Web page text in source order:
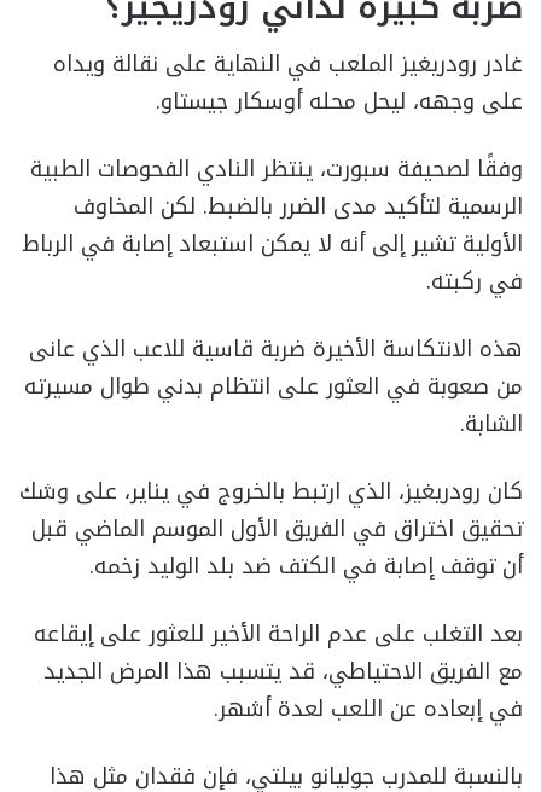
غادر رودريغيز الملعب في النهاية على نقالة ويداه
على وجهه، ليحل محله أوسكار جيستاو.
وفقًا لصحيفة سبورت، ينتظر النادي الفحوصات الطبية
الرسمية لتأكيد مدى الضرر بالضبط. لكن المخاوف
الأولية تشير إلى أنه لا يمكن استبعاد إصابة في الرباط
في ركبته.
هذه الانتكاسة الأخيرة ضربة قاسية للاعب الذي عانى
من صعوبة في العثور على انتظام بدني طوال مسيرته
الشابة.
كان رودريغيز، الذي ارتبط بالخروج في يناير، على وشك
تحقيق اختراق في الفريق الأول الموسم الماضي قبل
أن توقف إصابة في الكتف ضد بلد الوليد زخمه.
بعد التغلب على عدم الراحة الأخير للعثور على إيقاعه
مع الفريق الاحتياطي، قد يتسبب هذا المرض الجديد
في إبعاده عن اللعب لعدة أشهر.
بالنسبة للمدرب جوليانو بيلتي، فإن فقدان مثل هذا